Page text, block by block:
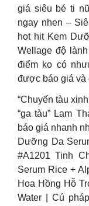
giá siêu bé ti
ngay nhen –
hot hit Kem
Wellage độ
điểm ko có
được báo giá và
“Chuyến tàu
“ga tàu” Lam
báo giá nhanh
Dưỡng Da
#A1201 Tinh
Serum Rice +
Hoa Hồng Hỗ
Water | Cú